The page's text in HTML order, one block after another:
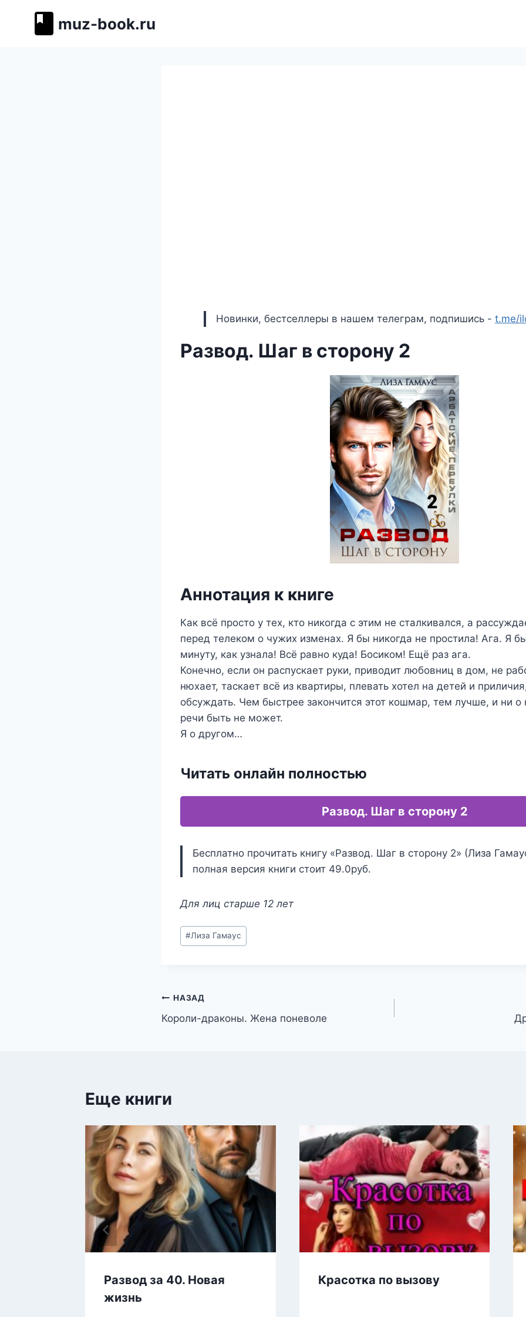
muz-book.ru
Новинки, бестселлеры в нашем телеграм, подпишись - t.me/
Развод. Шаг в сторону 2
Аннотация к книге
Как всё просто у тех, кто никогда с этим не сталкивался, а
перед телеком о чужих изменах. Я бы никогда не простила! Ага. Я
минуту, как узнала! Всё равно куда! Босиком! Ещё раз ага.
Конечно, если он распускает руки, приводит любовниц в дом, не
нюхает, таскает всё из квартиры, плевать хотел на детей и
обсуждать. Чем быстрее закончится этот кошмар, тем лучше, и ни о
речи быть не может.
Я о другом…
Читать онлайн полностью
Развод. Шаг в сторону 2
Бесплатно прочитать книгу «Развод. Шаг в сторону 2» (Лиза
полная версия книги стоит 49.0руб.
Для лиц старше 12 лет
Метки
записи:
#Лиза Гамаус
Навигация
по
НАЗАД
Короли-драконы. Жена поневоле
Еще книги
Развод за 40. Новая
жизнь
Красотка по вызову